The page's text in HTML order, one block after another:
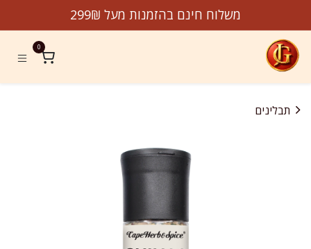
משלוח חינם בהזמנות מעל 299₪
0
תבלינים